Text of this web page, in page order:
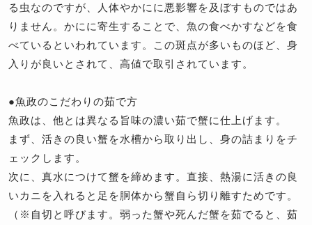
る虫なのですが、人体やかにに悪影響を及ぼすものではあ
りません。かにに寄生することで、魚の食べかすなどを食
べているといわれています。この斑点が多いものほど、身
入りが良いとされて、高値で取引されています。
●魚政のこだわりの茹で方
魚政は、他とは異なる旨味の濃い茹で蟹に仕上げます。
まず、活きの良い蟹を水槽から取り出し、身の詰まりをチ
ェックします。
次に、真水につけて蟹を締めます。直接、熱湯に活きの良
いカニを入れると足を胴体から蟹自ら切り離すためです。
（※自切と呼びます。弱った蟹や死んだ蟹を茹でると、茹